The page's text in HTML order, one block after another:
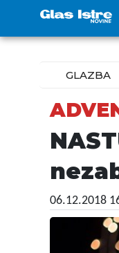
GLAZBA
06.12.2018